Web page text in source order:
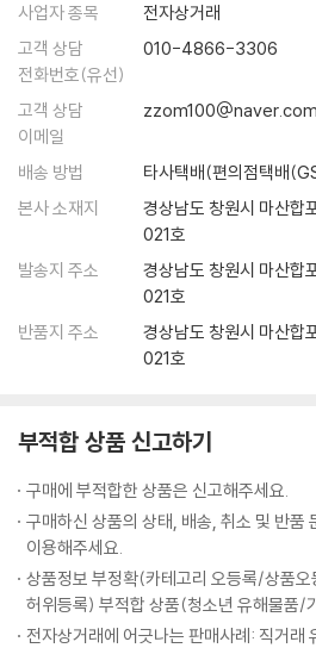
징은 이렇게 대답했다.
“창업은 그다지 어렵다고 생각되지 않습니
마음이 교만하고 방자해지기 쉽습니다. 군
와 향락에 빠져 과다한 노역을 종용하며 많
해지고 백성들의 생활이 도탄에 빠집니다.
입니다. 이렇게 보면 수성이 더 어렵다고 할
더가 특출한 능력을 보이면 어느 정도는 양
이 창업주 한 사람에게 집중되면 주변에 아
음성적인 권력이 등장한다. 그래서 위징은
지속가능한 발전을 의미하는 ‘수성’은 태
자 『정관정요』의 출발점이었으며, 현대의
한 과제이다. 현대 경영학에서 ‘영속가능
의 최고 목표로 삼고 CEO의 최고 임무로
십사(十思)와 구덕(九德) - 리더의 자격
이렇게 어렵고도 중요한 수성을 잘해내기
두말할 나위 없이, 조직을 이끄는 리더가 어
사업자 종목
전자상거래
고객 상담
전화번호(유선)
010-4866-3306
고객 상담
이메일
zzom100@naver.com
배송 방법
타사택배(편의점택배
본사 소재지
경상남도 창원시 마산합
021호
발송지 주소
경상남도 창원시 마산합
021호
반품지 주소
경상남도 창원시 마산합
021호
부적합 상품 신고하기
구매에 부적합한 상품은 신고해주세요.
구매하신 상품의 상태, 배송, 취소 및 반품
이용해주세요.
상품정보 부정확(카테고리 오등록/상품
허위등록) 부적합 상품(청소년 유해물품/
전자상거래에 어긋나는 판매사례: 직거래